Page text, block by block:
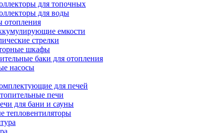
для топочных
для воды
емкости
стрелки
шкафы
баки для отопления
насосы
для печей
печи
для бани и сауны
тепловентиляторы